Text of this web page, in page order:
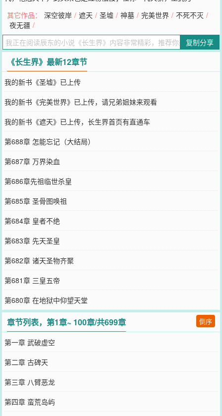
始终流传于世。故老相传，超脱于人世间之外，有一个浩大的长生
界，那里百族林立，有实力堪比神灵的古老战族，有身体内封印着上
古不灭兽魂的强大兽族，还有风姿绝世的丽人族……更有真正的神
祗！传说，已经获得永生的千古人杰：达摩、独孤求败、西门吹雪、
师妃暄、婠婠、浪翻云……都已经进入那个世界。在不死传说沉寂无
尽岁月后，一代天骄神女武破虚空……萧晨也被卷入漫天神光中，在
万众顶礼膜拜中，踏破虚空而去。热血澎湃的战斗，激情与欲望的诱
惑……萧晨追寻着长生不死者的足迹，将慢慢揭开一个被尘封了无尽
岁月的上古神话世界的面纱。
您要是觉得《长生界》还不错的话请不要忘记向您QQ群和微博微信里
的朋友推荐哦！
其它作品： 深空彼岸 / 遮天 / 圣墟 / 神墓 / 完美世界 / 不死不灭 /
夜无疆 /
复制分享
《长生界》最新12章节
我的新书《圣墟》已上传
我的新书《完美世界》已上传，请兄弟姐妹来观看
我的新书《遮天》已上传，长生界首页有直通车
第688章 怎能忘记（大结局）
第687章 万界染血
第686章先祖临世杀皇
第685章 圣骨图唤祖
第684章 皇者不绝
第683章 先天圣皇
第682章 诸天圣物齐聚
第681章 三皇五帝
第680章 在地狱中仰望天堂
章节列表，第1章~ 100章/共699章 倒序
第一章 武破虚空
第二章 古碑天
第三章 八臂恶龙
第四章 蛮荒岛屿